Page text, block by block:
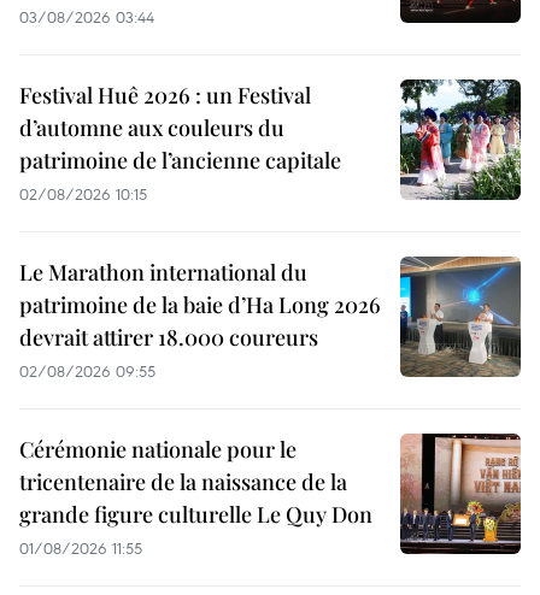
03/08/2026 03:44
Festival Huê 2026 : un Festival
d’automne aux couleurs du
patrimoine de l’ancienne capitale
02/08/2026 10:15
Le Marathon international du
patrimoine de la baie d’Ha Long 2026
devrait attirer 18.000 coureurs
02/08/2026 09:55
Cérémonie nationale pour le
tricentenaire de la naissance de la
grande figure culturelle Le Quy Don
01/08/2026 11:55